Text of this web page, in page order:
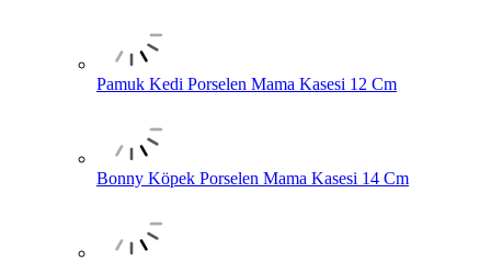
Pamuk Kedi Porselen Mama Kasesi 12 Cm
Bonny Köpek Porselen Mama Kasesi 14 Cm